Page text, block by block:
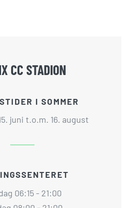
CC STADION
I SOMMER
juni t.o.m. 16. august
06:15 - 21:00